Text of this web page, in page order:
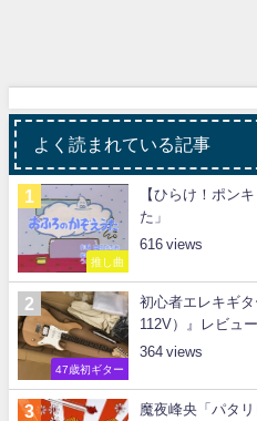
よく読まれている記事
推し曲
【ひらけ！ポン
た」
616
47歳初ギター
初心者エレキギ
112V）』レビュー
364
魔夜峰央「パタリ